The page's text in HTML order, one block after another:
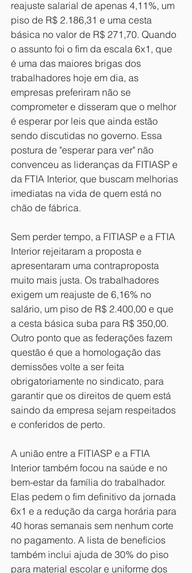
reajuste salarial de apenas 4,11%, um
piso de R$ 2.186,31 e uma cesta
básica no valor de R$ 271,70. Quando
o assunto foi o fim da escala 6x1, que
é uma das maiores brigas dos
trabalhadores hoje em dia, as
empresas preferiram não se
comprometer e disseram que o melhor
é esperar por leis que ainda estão
sendo discutidas no governo. Essa
postura de "esperar para ver" não
convenceu as lideranças da FITIASP e
da FTIA Interior, que buscam melhorias
imediatas na vida de quem está no
chão de fábrica.
Sem perder tempo, a FITIASP e a FTIA
Interior rejeitaram a proposta e
apresentaram uma contraproposta
muito mais justa. Os trabalhadores
exigem um reajuste de 6,16% no
salário, um piso de R$ 2.400,00 e que
a cesta básica suba para R$ 350,00.
Outro ponto que as federações fazem
questão é que a homologação das
demissões volte a ser feita
obrigatoriamente no sindicato, para
garantir que os direitos de quem está
saindo da empresa sejam respeitados
e conferidos de perto.
A união entre a FITIASP e a FTIA
Interior também focou na saúde e no
bem-estar da família do trabalhador.
Elas pedem o fim definitivo da jornada
6x1 e a redução da carga horária para
40 horas semanais sem nenhum corte
no pagamento. A lista de benefícios
também inclui ajuda de 30% do piso
para material escolar e uniforme dos